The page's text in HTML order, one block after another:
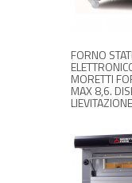
FORNO
MORETTI
MAX 8,6.
LIEVITAZIONE